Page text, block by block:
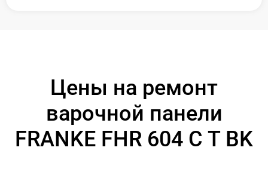
Цены на ремонт
варочной панели
FRANKE FHR 604 C T BK